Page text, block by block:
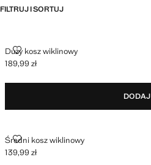
FILTRUJ I SORTUJ
Duży kosz wiklinowy
DUŻY KOSZ WIKLINOWY
Aktualna cena [189,99 zł ]
189,99 zł
DODAJ
Średni kosz wiklinowy
ŚREDNI KOSZ WIKLINOWY
Aktualna cena [139,99 zł ]
139,99 zł